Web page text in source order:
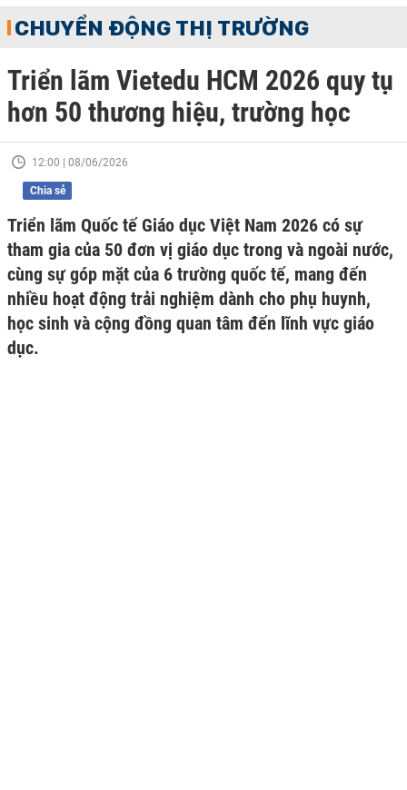
CHUYỂN ĐỘNG THỊ TRƯỜNG
Triển lãm Vietedu HCM 2026 quy tụ
hơn 50 thương hiệu, trường học
12:00 | 08/06/2026
Chia sẻ
Triển lãm Quốc tế Giáo dục Việt Nam 2026 có sự
tham gia của 50 đơn vị giáo dục trong và ngoài nước,
cùng sự góp mặt của 6 trường quốc tế, mang đến
nhiều hoạt động trải nghiệm dành cho phụ huynh,
học sinh và cộng đồng quan tâm đến lĩnh vực giáo
dục.